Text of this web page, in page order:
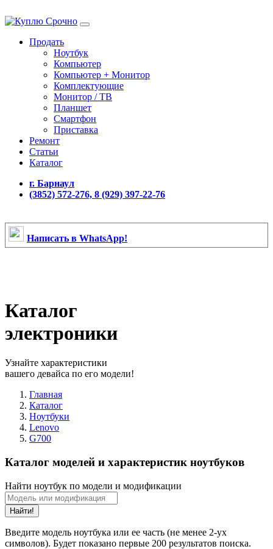
Продать
Ноутбук
Компьютер
Компьютер + Монитор
Комплектующие
Монитор / ТВ
Планшет
Смартфон
Приставка
Ремонт
Статьи
Каталог
г. Барнаул
(3852) 572-276, 8 (929) 397-22-76
Написать в WhatsApp!
Каталог
электроники
Узнайте характеристики
вашего девайса по его модели!
Главная
Каталог
Ноутбуки
Lenovo
G700
Каталог моделей и характеристик ноутбуков
Найти ноутбук по модели и модификации
Найти!
Введите модель ноутбука или ее часть (не менее 2-ух
символов). Будет показано первые 200 результатов поиска.